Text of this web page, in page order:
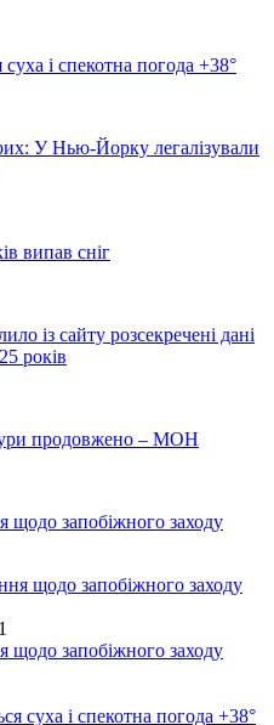
і спекотна погода +38°
У Нью-Йорку легалізували
випав сніг
із сайту розсекречені дані
років
продовжено – МОН
щодо запобіжного заходу
щодо запобіжного заходу